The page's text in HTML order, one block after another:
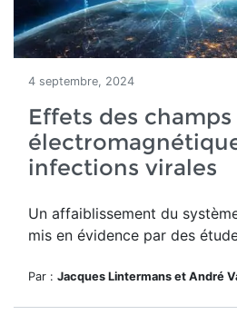
4 septembre, 2024
Effets des champs
infections virales
Un affaiblissement du
mis en évidence par des
Par : Jacques Lintermans et André